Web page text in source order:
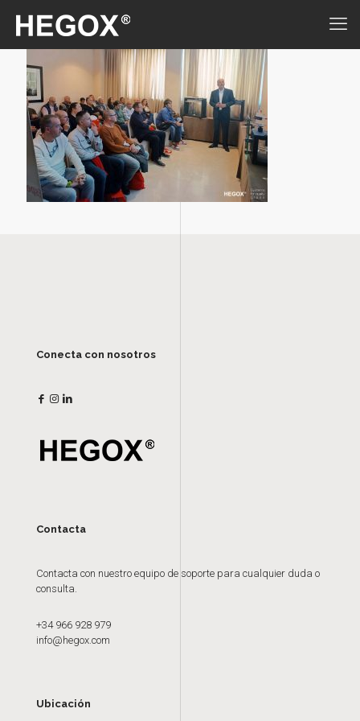
Conecta con nosotros
Contacta
Contacta con nuestro equipo de soporte para cualquier duda o
consulta.
+34 966 928 979
info@hegox.com
Ubicación